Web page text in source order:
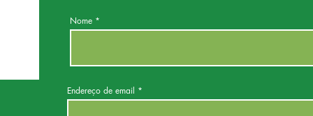
Nome
Endereço de email